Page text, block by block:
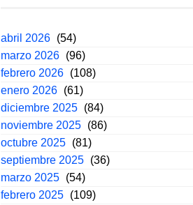
abril 2026 (54)
marzo 2026 (96)
febrero 2026 (108)
enero 2026 (61)
diciembre 2025 (84)
noviembre 2025 (86)
octubre 2025 (81)
septiembre 2025 (36)
marzo 2025 (54)
febrero 2025 (109)